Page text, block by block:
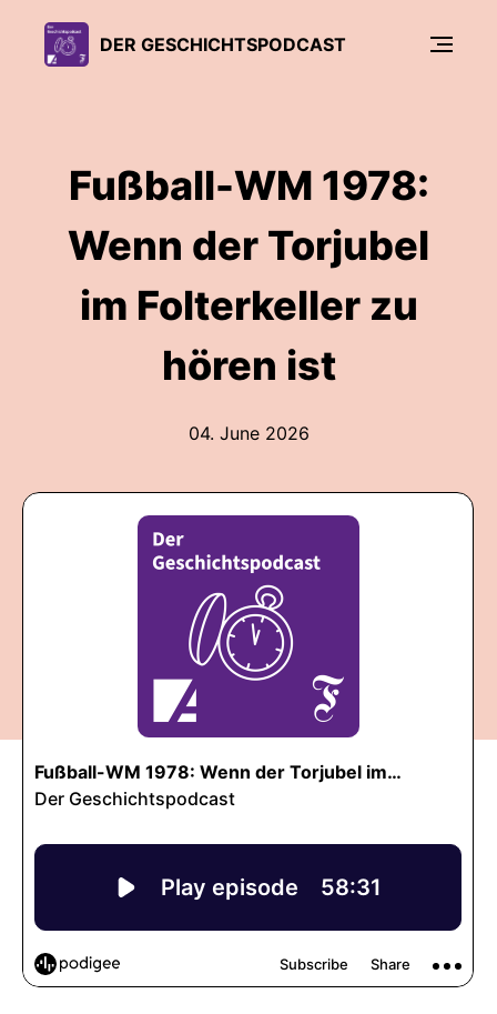
DER GESCHICHTSPODCAST
Fußball-WM 1978:
Wenn der Torjubel
im Folterkeller zu
hören ist
04. June 2026